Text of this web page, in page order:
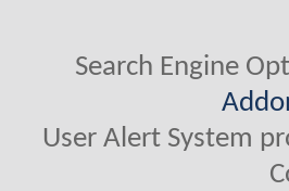
Search Engine
User Alert System